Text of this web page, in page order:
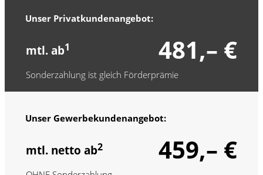
Unser Privatkundenangebot:
mtl. ab1 481,– €
Sonderzahlung ist gleich Förderprämie
Unser Gewerbekundenangebot:
mtl. netto ab2 459,– €